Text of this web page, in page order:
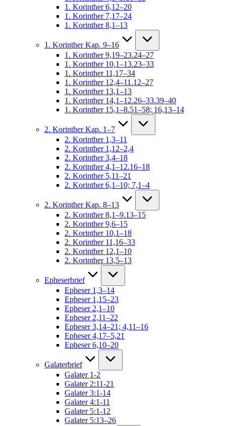
1. Korinther 6,12–20
1. Korinther 7,17–24
1. Korinther 8,1–13
1. Korinther Kap. 9–16
1. Korinther 9,19–23.24–27
1. Korinther 10,1–13.23–33
1. Korinther 11,17–34
1. Korinther 12,4–11.12–27
1. Korinther 13,1–13
1. Korinther 14,1–12.26–33.39–40
1. Korinther 15,1–8.51–58; 16,13–14
2. Korinther Kap. 1–7
2. Korinther 1,3–11
2. Korinther 1,12–2,4
2. Korinther 3,4–18
2. Korinther 4,1–12.16–18
2. Korinther 5,11–21
2. Korinther 6,1–10; 7,1–4
2. Korinther Kap. 8–13
2. Korinther 8,1–9.13–15
2. Korinther 9,6–15
2. Korinther 10,1–18
2. Korinther 11,16–33
2. Korinther 12,1–10
2. Korinther 13,5–13
Epheserbrief
Epheser 1,3–14
Epheser 1,15–23
Epheser 2,1–10
Epheser 2,11–22
Epheser 3,14–21; 4,11–16
Epheser 4,17–5,21
Epheser 6,10–20
Galaterbrief
Galater 1-2
Galater 2:11-21
Galater 3:1-14
Galater 4:1-11
Galater 5:1-12
Galater 5:13–26